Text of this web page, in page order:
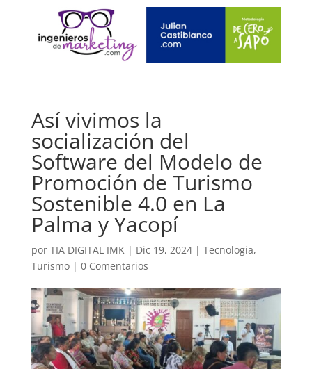
Así vivimos la
socialización del
Software del Modelo de
Promoción de Turismo
Sostenible 4.0 en La
Palma y Yacopí
por TIA DIGITAL IMK | Dic 19, 2024| Tecnologia,
Turismo| 0 Comentarios